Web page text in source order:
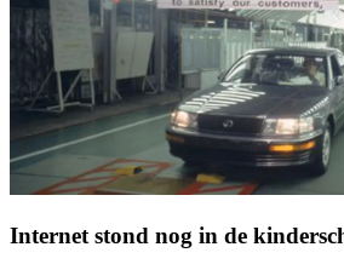
Internet stond nog in de